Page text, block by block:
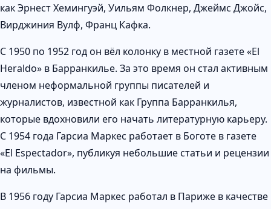
как Эрнест Хемингуэй, Уильям Фолкнер, Джеймс Джойс,
Вирджиния Вулф, Франц Кафка.
C 1950 по 1952 год он вёл колонку в местной газете «El
Heraldo» в Барранкилье. За это время он стал активным
членом неформальной группы писателей и
журналистов, известной как Группа Барранкилья,
которые вдохновили его начать литературную карьеру.
С 1954 года Гарсиа Маркес работает в Боготе в газете
«El Espectador», публикуя небольшие статьи и рецензии
на фильмы.
В 1956 году Гарсиа Маркес работал в Париже в качестве